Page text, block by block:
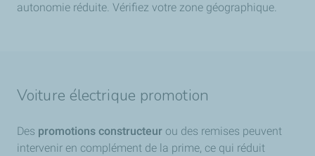
autonomie réduite. Vérifiez votre zone géographique.
Voiture électrique promotion
Des promotions constructeur ou des remises peuvent
intervenir en complément de la prime, ce qui réduit